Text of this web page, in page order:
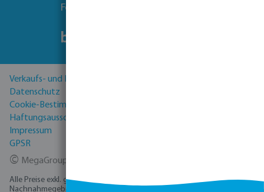
Folgen Sie uns
Verkaufs- und Lieferbedingungen
Datenschutz
Cookie-Bestimmungen
Haftungsausschluss
Impressum
GPSR
© MegaGroup Trade 2026
Alle Preise exkl. gesetzl. Mehrwertsteuer zzgl. Versandkostenund ggf.
Nachnahmegebühren, wenn nicht anders angegeben.